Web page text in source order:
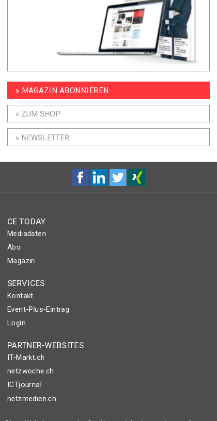
» MAGAZIN ABONNIEREN
» ZUM SHOP
» NEWSLETTER
CE TODAY
Mediadaten
Abo
Magazin
SERVICES
Kontakt
Event-Plus-Eintrag
Login
PARTNER-WEBSITES
IT-Markt.ch
netzwoche.ch
ICTjournal
netzmedien.ch